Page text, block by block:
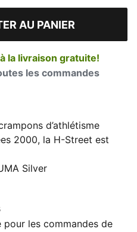
AU PANIER
la livraison gratuite!
les commandes
d’athlétisme
2000, la H-Street est
à la perfection
streetwear. Elle évoque
2000, qui a vu
légère, sa silhouette
rue toujours intact.
Silver
les commandes de